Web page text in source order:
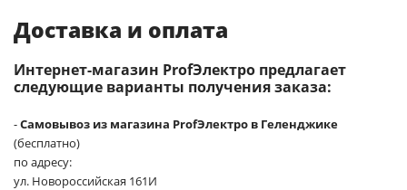
Доставка и оплата
Интернет-магазин ProfЭлектро предлагает
следующие варианты получения заказа:
-Самовывоз из магазина ProfЭлектро в Геленджике
(бесплатно)
по адресу:
ул. Новороссийская 161И